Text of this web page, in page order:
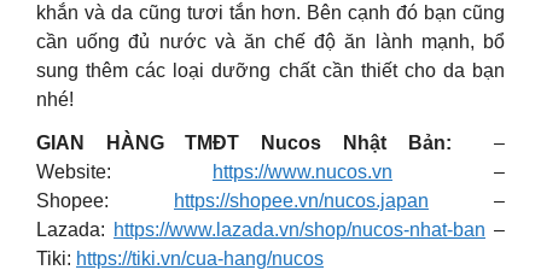
khắn và da cũng tươi tắn hơn. Bên cạnh đó bạn cũng
cần uống đủ nước và ăn chế độ ăn lành mạnh, bổ
sung thêm các loại dưỡng chất cần thiết cho da bạn
nhé!
GIAN HÀNG TMĐT Nucos Nhật Bản:
–
Website:
https://www.nucos.vn –
Shopee:
https://shopee.vn/nucos.japan –
Lazada: https://www.lazada.vn/shop/nucos-nhat-ban –
Tiki: https://tiki.vn/cua-hang/nucos